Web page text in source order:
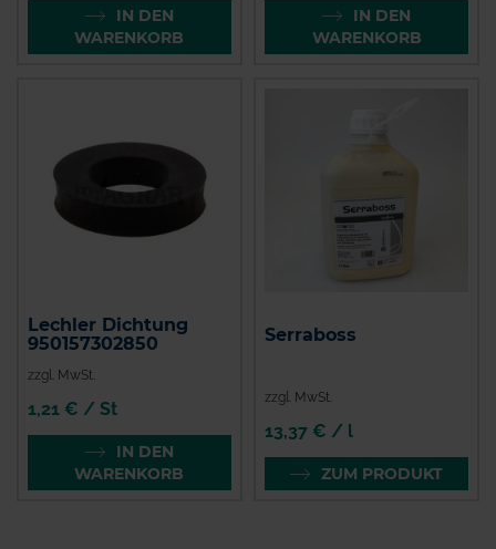
IN DEN
WARENKORB
IN DEN
WARENKORB
Lechler Dichtung
950157302850
zzgl. MwSt.
1,21 € / St
IN DEN
WARENKORB
Serraboss
zzgl. MwSt.
13,37 € / l
ZUM PRODUKT